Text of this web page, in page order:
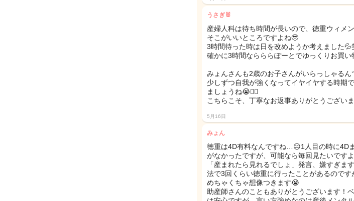
うさぎ🐰
産婦人科は待ち時間が長いので、徳重ウィメ
そこがいいところですよね🥹
3時間待った時は日を改めようか考えました💦
確かに3時間ならららぽーとでゆっくりお買
みょんさんも2歳のお子さんがいらっしゃる
少しずつ自我が強くなってイヤイヤする時期
ましょうね😭❤️‍🔥
こちらこそ、丁寧なお返事ありがとうござい
5月16日
みょん
徳重は4D有料なんですね…☹️1人目の時に4D
がなかったですが、可能なら毎回見たいです
「産まれたら見れるでしょ」発言、嫌すぎま
法で3回くらい徳重に行ったことがあるので
めちゃくちゃ想像つきます😭
助産師さんのこともありがとうございます！